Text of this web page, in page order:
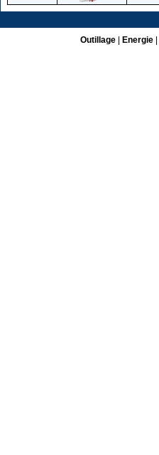
Outillage| Energie|